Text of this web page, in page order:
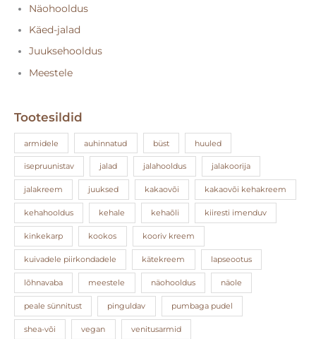
Näohooldus
Käed-jalad
Juuksehooldus
Meestele
Tootesildid
armidele auhinnatud büst huuled
isepruunistav jalad jalahooldus jalakoorija
jalakreem juuksed kakaovõi kakaovõi kehakreem
kehahooldus kehale kehaõli kiiresti imenduv
kinkekarp kookos kooriv kreem
kuivadele piirkondadele kätekreem lapseootus
lõhnavaba meestele näohooldus näole
peale sünnitust pinguldav pumbaga pudel
shea-või vegan venitusarmid